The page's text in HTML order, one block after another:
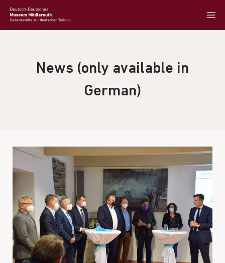
News (only available in
German)